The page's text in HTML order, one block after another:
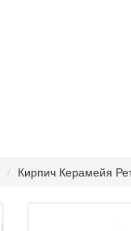
Кирпич Керамейя